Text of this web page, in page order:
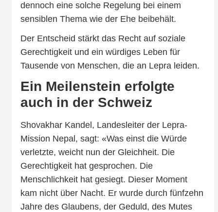
dennoch eine solche Regelung bei einem
sensiblen Thema wie der Ehe beibehält.
Der Entscheid stärkt das Recht auf soziale
Gerechtigkeit und ein würdiges Leben für
Tausende von Menschen, die an Lepra leiden.
Ein Meilenstein erfolgte
auch in der Schweiz
Shovakhar Kandel, Landesleiter der Lepra-
Mission Nepal, sagt: «Was einst die Würde
verletzte, weicht nun der Gleichheit. Die
Gerechtigkeit hat gesprochen. Die
Menschlichkeit hat gesiegt. Dieser Moment
kam nicht über Nacht. Er wurde durch fünfzehn
Jahre des Glaubens, der Geduld, des Mutes